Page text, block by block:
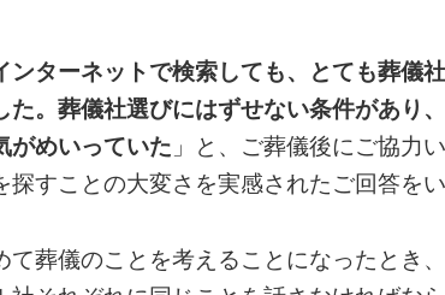
ンターネットで検索しても、とても葬儀
た。葬儀社選びにはずせない条件があり
がめいっていた 」と、ご葬儀後にご協力
探すことの大変さを実感されたご回答をい
て葬儀のことを考えることになったとき